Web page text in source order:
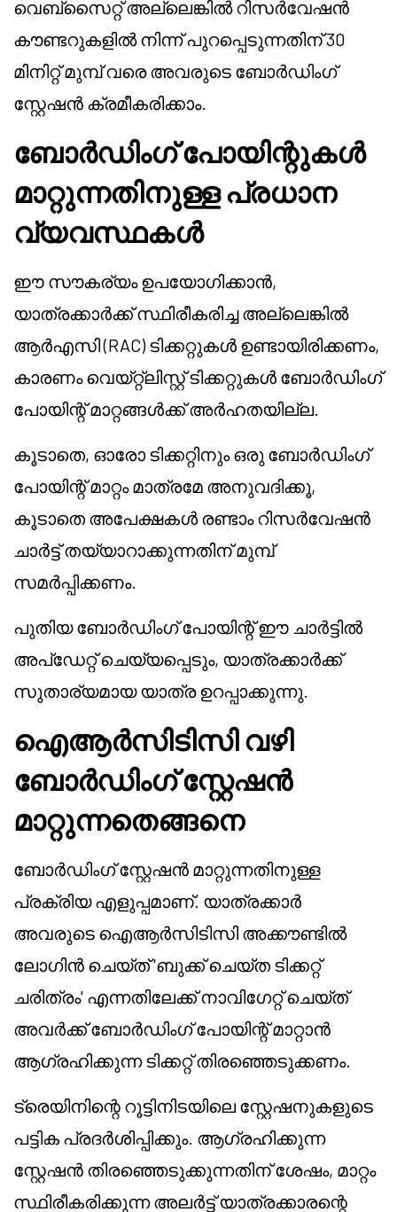
വെബ്സൈറ്റ് അല്ലെങ്കിൽ റിസർവേഷൻ
കൗണ്ടറുകളിൽ നിന്ന് പുറപ്പെടുന്നതിന് 30
മിനിറ്റ് മുമ്പ് വരെ അവരുടെ ബോർഡിംഗ്
സ്റ്റേഷൻ ക്രമീകരിക്കാം.
ബോർഡിംഗ് പോയിന്റുകൾ
മാറ്റുന്നതിനുള്ള പ്രധാന
വ്യവസ്ഥകൾ
ഈ സൗകര്യം ഉപയോഗിക്കാൻ,
യാത്രക്കാർക്ക് സ്ഥിരീകരിച്ച അല്ലെങ്കിൽ
ആർഎസി (RAC) ടിക്കറ്റുകൾ ഉണ്ടായിരിക്കണം,
കാരണം വെയ്റ്റ്‌ലിസ്റ്റ് ടിക്കറ്റുകൾ ബോർഡിംഗ്
പോയിന്റ് മാറ്റങ്ങൾക്ക് അർഹതയില്ല.
കൂടാതെ, ഓരോ ടിക്കറ്റിനും ഒരു ബോർഡിംഗ്
പോയിന്റ് മാറ്റം മാത്രമേ അനുവദിക്കൂ,
കൂടാതെ അപേക്ഷകൾ രണ്ടാം റിസർവേഷൻ
ചാർട്ട് തയ്യാറാക്കുന്നതിന് മുമ്പ്
സമർപ്പിക്കണം.
പുതിയ ബോർഡിംഗ് പോയിന്റ് ഈ ചാർട്ടിൽ
അപ്ഡേറ്റ് ചെയ്യപ്പെടും, യാത്രക്കാർക്ക്
സുതാര്യമായ യാത്ര ഉറപ്പാക്കുന്നു.
ഐആർസിടിസി വഴി
ബോർഡിംഗ് സ്റ്റേഷൻ
മാറ്റുന്നതെങ്ങനെ
ബോർഡിംഗ് സ്റ്റേഷൻ മാറ്റുന്നതിനുള്ള
പ്രക്രിയ എളുപ്പമാണ്. യാത്രക്കാർ
അവരുടെ ഐആർസിടിസി അക്കൗണ്ടിൽ
ലോഗിൻ ചെയ്ത് 'ബുക്ക് ചെയ്ത ടിക്കറ്റ്
ചരിത്രം' എന്നതിലേക്ക് നാവിഗേറ്റ് ചെയ്ത്
അവർക്ക് ബോർഡിംഗ് പോയിന്റ് മാറ്റാൻ
ആഗ്രഹിക്കുന്ന ടിക്കറ്റ് തിരഞ്ഞെടുക്കണം.
ട്രെയിനിന്റെ റൂട്ടിനിടയിലെ സ്റ്റേഷനുകളുടെ
പട്ടിക പ്രദർശിപ്പിക്കും. ആഗ്രഹിക്കുന്ന
സ്റ്റേഷൻ തിരഞ്ഞെടുക്കുന്നതിന് ശേഷം, മാറ്റം
സ്ഥിരീകരിക്കുന്ന അലർട്ട് യാത്രക്കാരന്റെ